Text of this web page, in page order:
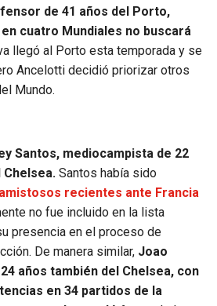
de 41 años del Porto,
cuatro Mundiales no buscará
llegó al Porto esta temporada y se
Ancelotti decidió priorizar otros
Mundo.
Santos, mediocampista de 22
Chelsea. Santos había sido
recientes ante Francia
no fue incluido en la lista
presencia en el proceso de
De manera similar, Joao
años también del Chelsea, con
en 34 partidos de la